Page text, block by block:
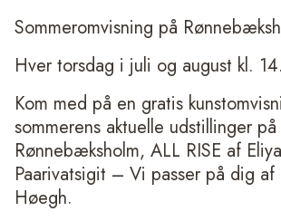
Sommeromvisning på
Hver torsdag i juli og august kl.
Kom med på en gratis
sommerens aktuelle udstillinger på
Rønnebæksholm, ALL RISE af
Paarivatsigit – Vi passer på dig af
Høegh.